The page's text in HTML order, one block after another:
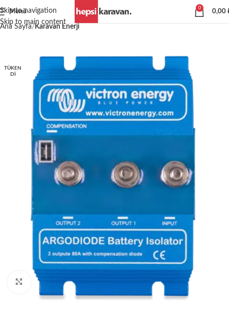
Skip to navigation
Skip to main content
Menü
0
0,00
Ana Sayfa Karavan Enerji
TÜKEN
DI
Büyütmek için tıklayın